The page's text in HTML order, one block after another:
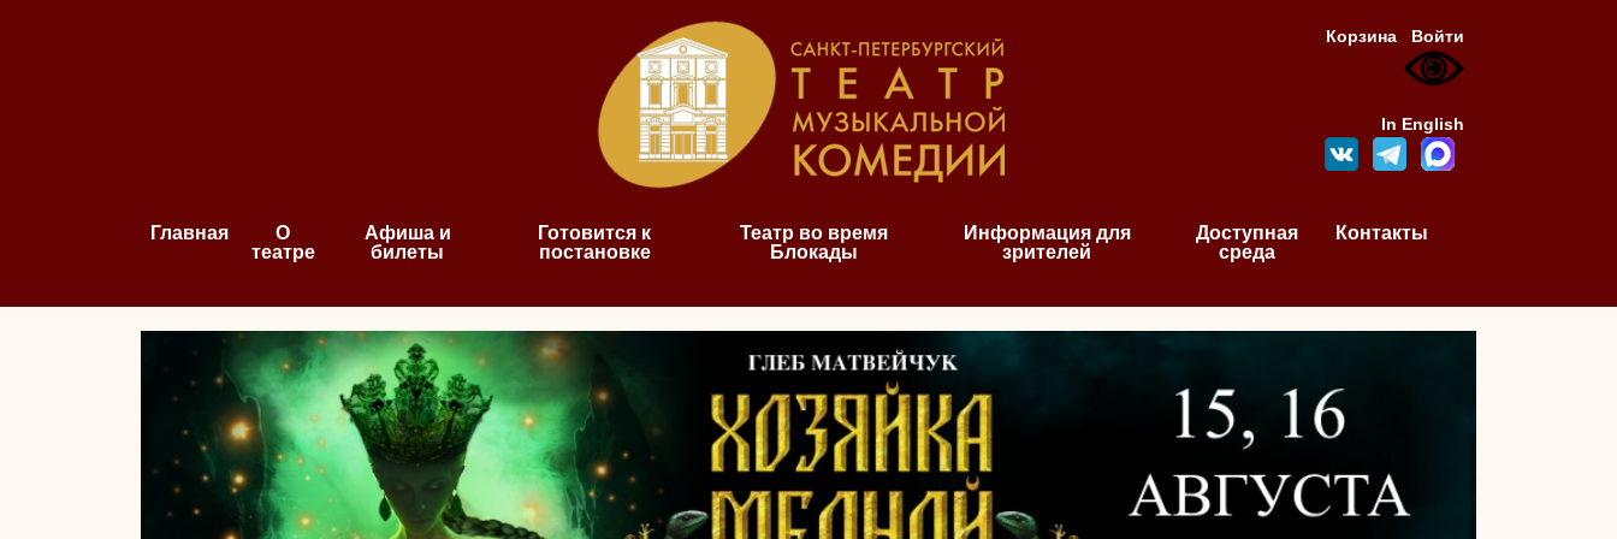
Корзина Войти
In English
Главная
О
театре
Афиша и
билеты
Готовится к
постановке
Театр во время
Блокады
Информация для
зрителей
Доступная
среда
Контакты